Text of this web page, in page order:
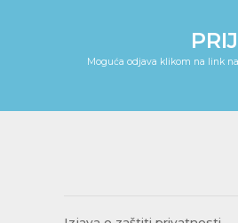
Moguća odjava klikom na link